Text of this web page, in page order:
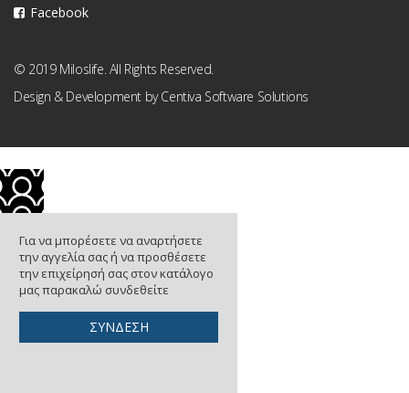
Facebook
© 2019 Miloslife. All Rights Reserved.
Design & Development byCentiva Software Solutions
Για να μπορέσετε να αναρτήσετε
την αγγελία σας ή να προσθέσετε
την επιχείρησή σας στον κατάλογο
μας παρακαλώ συνδεθείτε
ΣΥΝΔΕΣΗ